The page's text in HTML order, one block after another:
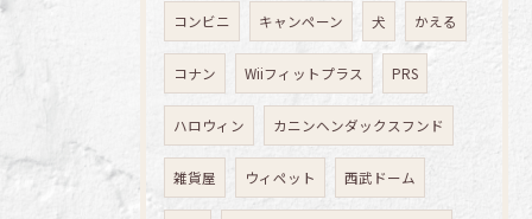
コンビニ キャンペーン 犬 かえる
コナン Wiiフィットプラス PRS
ハロウィン カニンヘンダックスフンド
雑貨屋 ウィペット 西武ドーム